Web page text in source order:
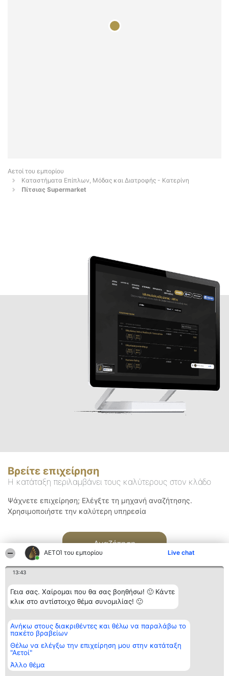
ΑΕΤΟΊ του εμπορίου Live chat
13:43
Γεια σας. Χαίρομαι που θα σας βοηθήσω! 🙂 Κάντε
κλικ στο αντίστοιχο θέμα συνομιλίας! 🙂
Ανήκω στους διακριθέντες και θέλω να παραλάβω το
πακέτο βραβείων
Θέλω να ελέγξω την επιχείρηση μου στην κατάταξη
"Αετοί"
Άλλο θέμα
Αετοί του εμπορίου
Καταστήματα Επίπλων, Μόδας και Διατροφής - Κατερίνη
Πίτσιας Supermarket
Βρείτε επιχείρηση
Η κατάταξη περιλαμβάνει τους καλύτερους στον κλάδο
Ψάχνετε επιχείρηση; Ελέγξτε τη μηχανή αναζήτησης.
Χρησιμοποιήστε την καλύτερη υπηρεσία
Αναζήτηση
Διοργανωτής της
κατάταξης
BEAUTIFUL COMPANY
ΤΗΛ. ΕΠΙΚΟΙΝΩΝΙΑΣ:
2104128019
email:
aetoi@beautifulcompany.co
Κατάταξη
Διακριθέντες
των
διακριθέντων
προϋποθέσεις
Επικοινωνία
Επικοινωνία